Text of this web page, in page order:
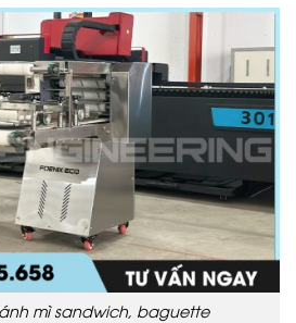
mì sandwich, baguette